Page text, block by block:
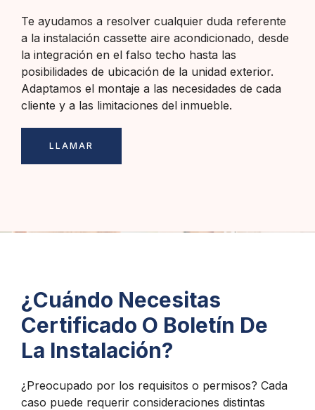
Te ayudamos a resolver cualquier duda referente
a la instalación cassette aire acondicionado, desde
la integración en el falso techo hasta las
posibilidades de ubicación de la unidad exterior.
Adaptamos el montaje a las necesidades de cada
cliente y a las limitaciones del inmueble.
LLAMAR
¿Cuándo Necesitas
Certificado O Boletín De
La Instalación?
¿Preocupado por los requisitos o permisos? Cada
caso puede requerir consideraciones distintas